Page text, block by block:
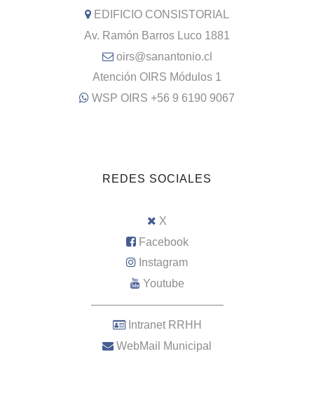
EDIFICIO CONSISTORIAL
Av. Ramón Barros Luco 1881
oirs@sanantonio.cl
Atención OIRS Módulos 1
WSP OIRS +56 9 6190 9067
REDES SOCIALES
X
Facebook
Instagram
Youtube
–––––––––––––––––––––
Intranet RRHH
WebMail Municipal